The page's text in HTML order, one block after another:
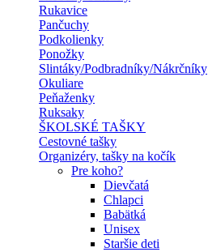
Rukavice
Pančuchy
Podkolienky
Ponožky
Slintáky/Podbradníky/Nákrčníky
Okuliare
Peňaženky
Ruksaky
ŠKOLSKÉ TAŠKY
Cestovné tašky
Organizéry, tašky na kočík
Pre koho?
Dievčatá
Chlapci
Babätká
Unisex
Staršie deti